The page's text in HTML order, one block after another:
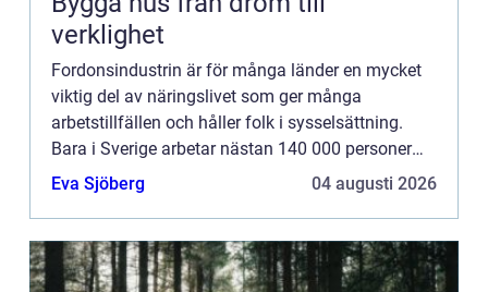
verklighet
Fordonsindustrin är för många länder en mycket
viktig del av näringslivet som ger många
arbetstillfällen och håller folk i sysselsättning.
Bara i Sverige arbetar nästan 140 000 personer
inom fordon...
Eva Sjöberg 04 augusti 2026